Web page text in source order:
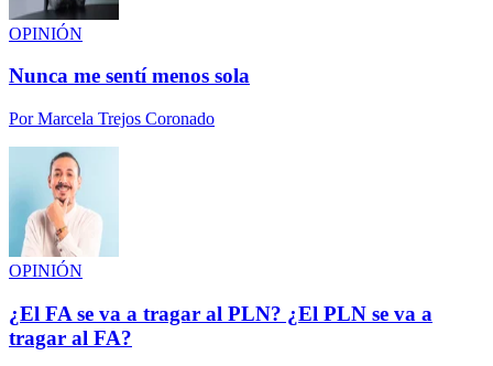
OPINIÓN
Nunca me sentí menos sola
PorMarcela Trejos Coronado
OPINIÓN
¿El FA se va a tragar al PLN? ¿El PLN se va a
tragar al FA?